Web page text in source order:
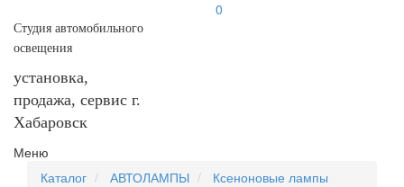
Студия автомобильного
освещения
установка,
продажа, сервис г.
Хабаровск
0
Меню
Каталог
АВТОЛАМПЫ Ксеноновые лампы